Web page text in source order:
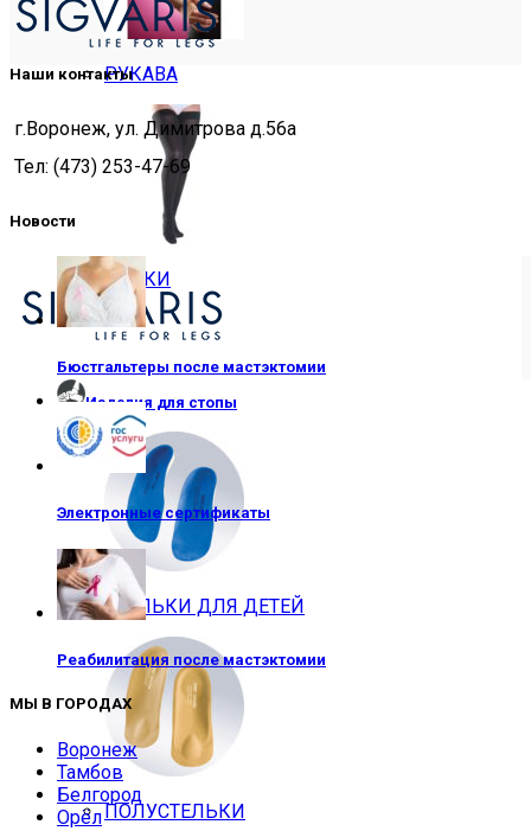
РУКАВА
ЧУЛКИ
Изделия для стопы
СТЕЛЬКИ ДЛЯ ДЕТЕЙ
ПОЛУСТЕЛЬКИ
Наши контакты
г.Воронеж, ул. Димитрова д.56а
Тел: (473) 253-47-69
Новости
Бюстгальтеры после мастэктомии
Электронные сертификаты
Реабилитация после мастэктомии
МЫ В ГОРОДАХ
Воронеж
Тамбов
Белгород
Орёл